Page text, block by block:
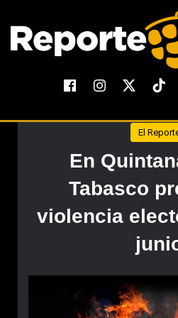
El
En
Tabasco
violencia